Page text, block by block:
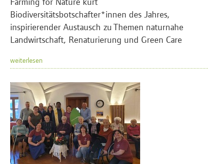
Biodiversitätsbotschafter*innen des Jahres,
inspirierender Austausch zu Themen naturnahe
Landwirtschaft, Renaturierung und Green Care
weiterlesen